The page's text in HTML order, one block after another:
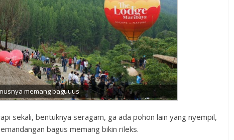
memang baguuus
sekali, bentuknya seragam, ga ada pohon lain yang nyempil,
bagus memang bikin rileks.